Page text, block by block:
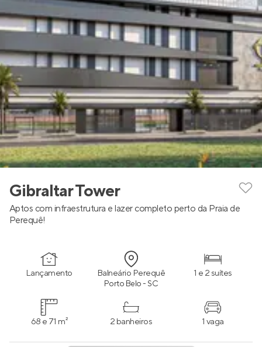
Gibraltar Tower
Aptos com infraestrutura e lazer completo perto da Praia de
Perequê!
Lançamento Balneário Perequê
Porto Belo - SC
1 e 2 suítes
68 e 71 m² 2 banheiros 1 vaga